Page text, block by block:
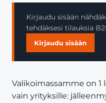
Yritys
Yhteystiedot
Kirjaudu sisään
tehdäksesi tilauksia
Kirjaudu sisään
Valikoimassamme on
vain yrityksille: